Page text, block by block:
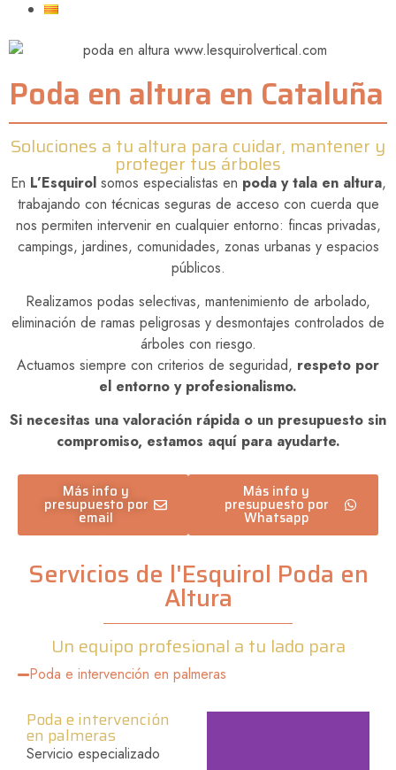
Poda en altura en Cataluña
Soluciones a tu altura para cuidar, mantener y
proteger tus árboles
En L’Esquirol somos especialistas en poda y tala en altura,
trabajando con técnicas seguras de acceso con cuerda que
nos permiten intervenir en cualquier entorno: fincas privadas,
campings, jardines, comunidades, zonas urbanas y espacios
públicos.
Realizamos podas selectivas, mantenimiento de arbolado,
eliminación de ramas peligrosas y desmontajes controlados de
árboles con riesgo.
Actuamos siempre con criterios de seguridad, respeto por
el entorno y profesionalismo.
Si necesitas una valoración rápida o un presupuesto sin
compromiso, estamos aquí para ayudarte.
Más info y
presupuesto por
email
Más info y
presupuesto por
Whatsapp
Servicios de l'Esquirol Poda en
Altura
Un equipo profesional a tu lado para
Poda e intervención en palmeras
Poda e intervención
en palmeras
Servicio especializado